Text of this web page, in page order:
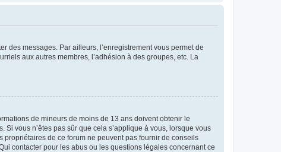
des messages. Par ailleurs, l’enregistrement vous permet de
aux autres membres, l’adhésion à des groupes, etc. La
de mineurs de moins de 13 ans doivent obtenir le
vous n’êtes pas sûr que cela s’applique à vous, lorsque vous
de ce forum ne peuvent pas fournir de conseils
contacter pour les abus ou les questions légales concernant ce